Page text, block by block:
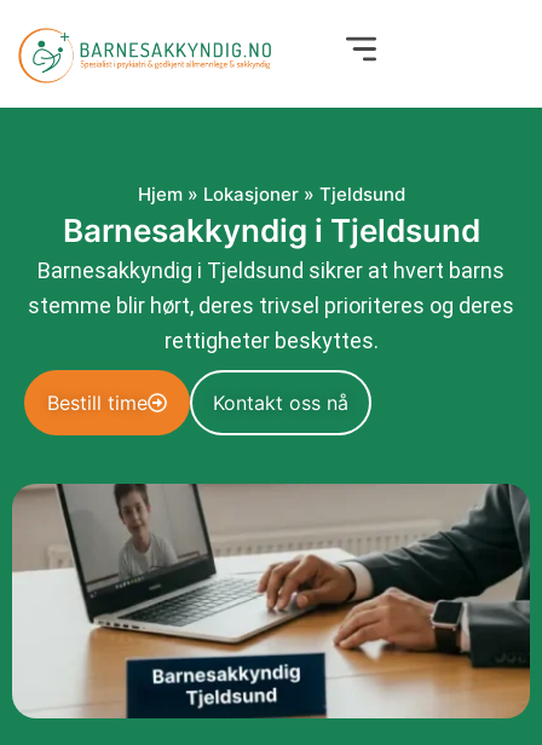
rett
innholdet
Hjem» Lokasjoner» Tjeldsund
Barnesakkyndig i Tjeldsund
Barnesakkyndig i Tjeldsund sikrer at hvert barns
stemme blir hørt, deres trivsel prioriteres og deres
rettigheter beskyttes.
Bestill time Kontakt oss nå